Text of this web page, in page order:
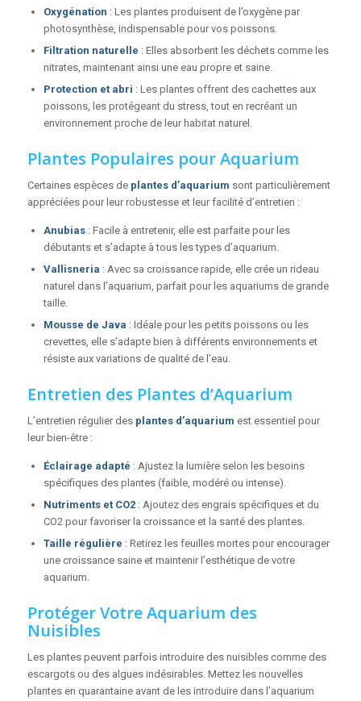
Oxygénation : Les plantes produisent de l’oxygène par
photosynthèse, indispensable pour vos poissons.
Filtration naturelle : Elles absorbent les déchets comme les
nitrates, maintenant ainsi une eau propre et saine.
Protection et abri : Les plantes offrent des cachettes aux
poissons, les protégeant du stress, tout en recréant un
environnement proche de leur habitat naturel.
Plantes Populaires pour Aquarium
Certaines espèces de plantes d’aquarium sont particulièrement
appréciées pour leur robustesse et leur facilité d’entretien :
Anubias: Facile à entretenir, elle est parfaite pour les
débutants et s’adapte à tous les types d’aquarium.
Vallisneria : Avec sa croissance rapide, elle crée un rideau
naturel dans l’aquarium, parfait pour les aquariums de grande
taille.
Mousse de Java : Idéale pour les petits poissons ou les
crevettes, elle s’adapte bien à différents environnements et
résiste aux variations de qualité de l’eau.
Entretien des Plantes d’Aquarium
L’entretien régulier des plantes d’aquarium est essentiel pour
leur bien-être :
Éclairage adapté : Ajustez la lumière selon les besoins
spécifiques des plantes (faible, modéré ou intense).
Nutriments et CO2: Ajoutez des engrais spécifiques et du
CO2 pour favoriser la croissance et la santé des plantes.
Taille régulière : Retirez les feuilles mortes pour encourager
une croissance saine et maintenir l’esthétique de votre
aquarium.
Protéger Votre Aquarium des
Nuisibles
Les plantes peuvent parfois introduire des nuisibles comme des
escargots ou des algues indésirables. Mettez les nouvelles
plantes en quarantaine avant de les introduire dans l’aquarium